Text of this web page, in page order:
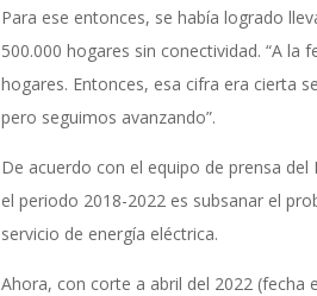
Para ese entonces, se había logrado
500.000 hogares sin conectividad. “A la
hogares. Entonces, esa cifra era cierta
pero seguimos avanzando”.
De acuerdo con el equipo de prensa
el periodo 2018-2022 es subsanar el
servicio de energía eléctrica.
Ahora, con corte a abril del 2022 (fecha